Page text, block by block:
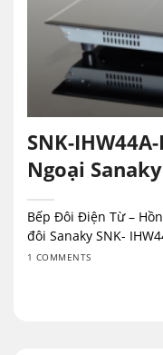
SNK-
Ngoại Sanaky
Bếp Đôi Điện Từ –
đôi Sanaky SNK-
1 COMMENTS